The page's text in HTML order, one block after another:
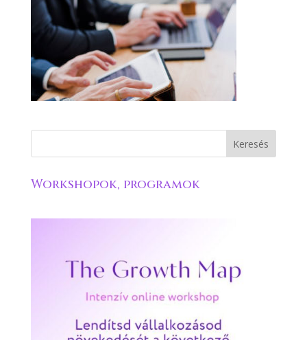
Workshopok, programok